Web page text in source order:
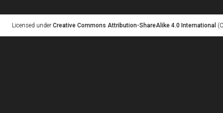
Licensed under Creative Commons Attribution-ShareAlike 4.0 International